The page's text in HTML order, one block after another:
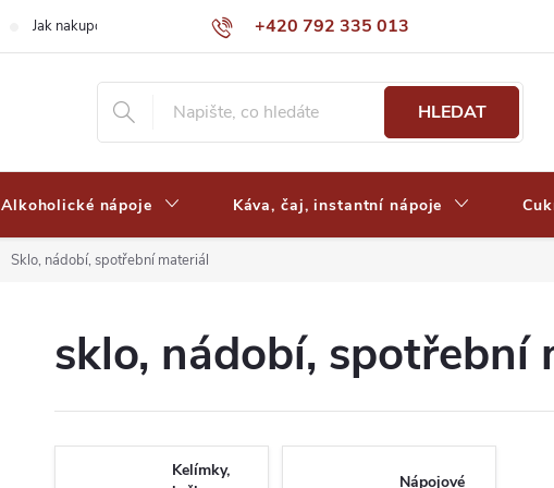
+420 792 335 013
Jak nakupovat Výdejní místa a ceny dopravy Často kladené otázky
HLEDAT
Alkoholické nápoje Káva, čaj, instantní nápoje
Sklo, nádobí, spotřební materiál
sklo, nádobí, spotřební
Kelímky,
Nápojové